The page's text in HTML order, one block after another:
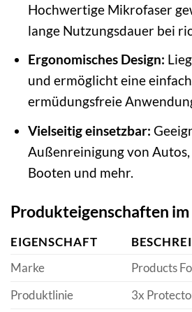
Hochwertige Mikrofaser
lange Nutzungsdauer bei
Ergonomisches Design:
und ermöglicht eine
ermüdungsfreie
Vielseitig einsetzbar:
Außenreinigung von
Booten und mehr.
Produkteigenschaften
EIGENSCHAFT
Marke
Products
Produktlinie
3x